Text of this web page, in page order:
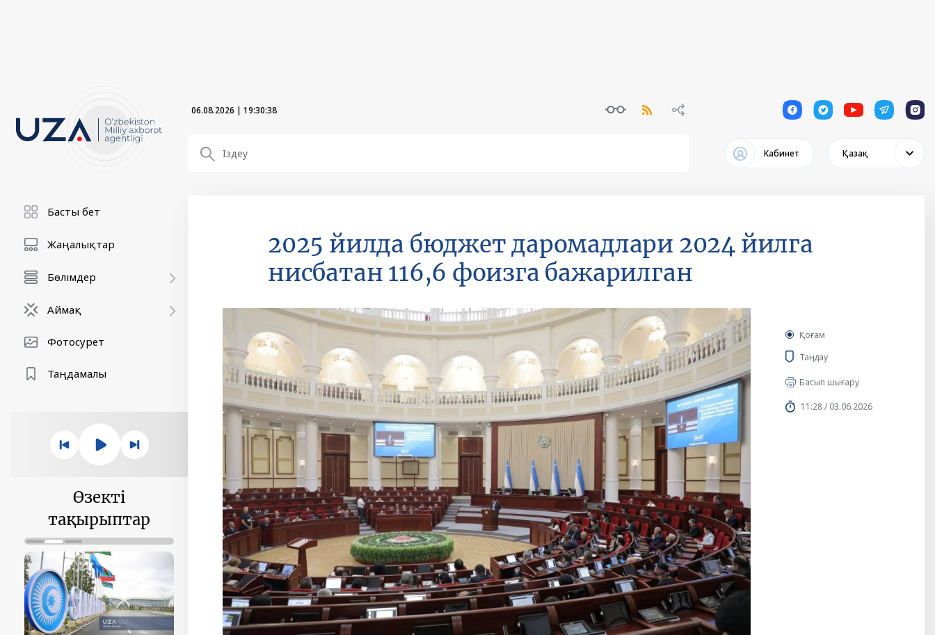
06.08.2026 | 19:30:38 1 1 1 1 1
Кабинет Қазақ
Басты бет
Жаңалықтар
Бөлімдер
Аймақ
Фотосурет
Таңдамалы
Өзекті
тақырыптар
2025 йилда бюджет даромадлари 2024 йилга
нисбатан 116,6 фоизга бажарилган
Қоғам
Таңдау
Басып шығару
11:28 / 03.06.2026